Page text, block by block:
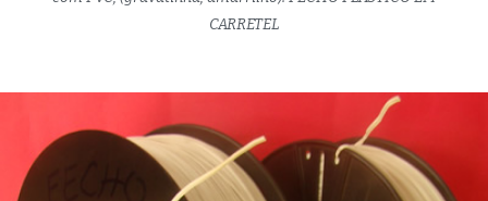
CARRETEL